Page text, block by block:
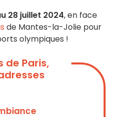
28 juillet 2024, en face
de Mantes-la-Jolie pour
olympiques !
de Paris,